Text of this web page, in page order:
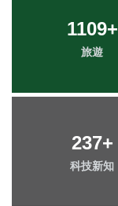
1109+
旅遊
237+
科技新知